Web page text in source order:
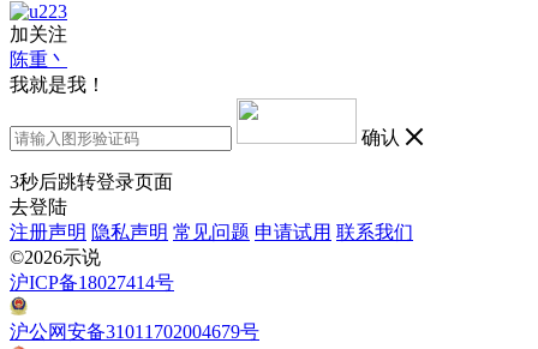
加关注
陈重丶
我就是我！
确认
3秒后跳转登录页面
去登陆
注册声明 隐私声明 常见问题 申请试用 联系我们
©2026示说
沪ICP备18027414号
沪公网安备31011702004679号